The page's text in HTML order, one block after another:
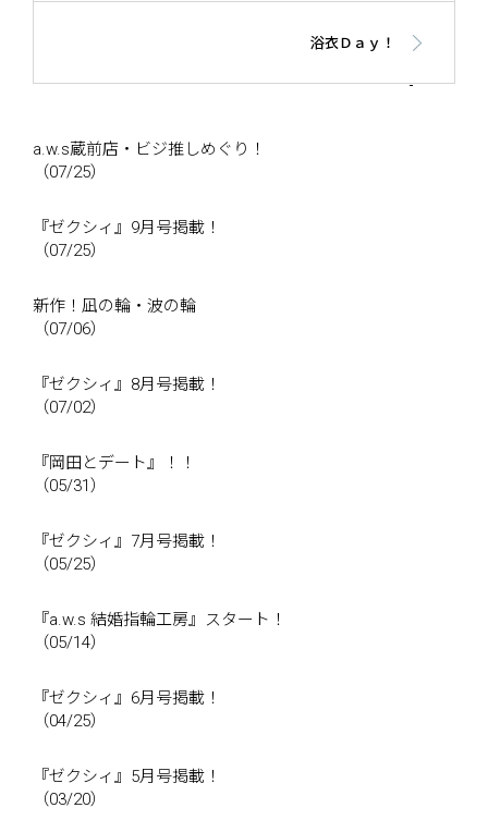
浴衣Ｄａｙ！
a.w.s蔵前店・ビジ推しめぐり！
（07/25）
『ゼクシィ』9月号掲載！
（07/25）
新作！凪の輪・波の輪
（07/06）
『ゼクシィ』8月号掲載！
（07/02）
『岡田とデート』！！
（05/31）
『ゼクシィ』7月号掲載！
（05/25）
『a.w.s 結婚指輪工房』スタート！
（05/14）
『ゼクシィ』6月号掲載！
（04/25）
『ゼクシィ』5月号掲載！
（03/20）